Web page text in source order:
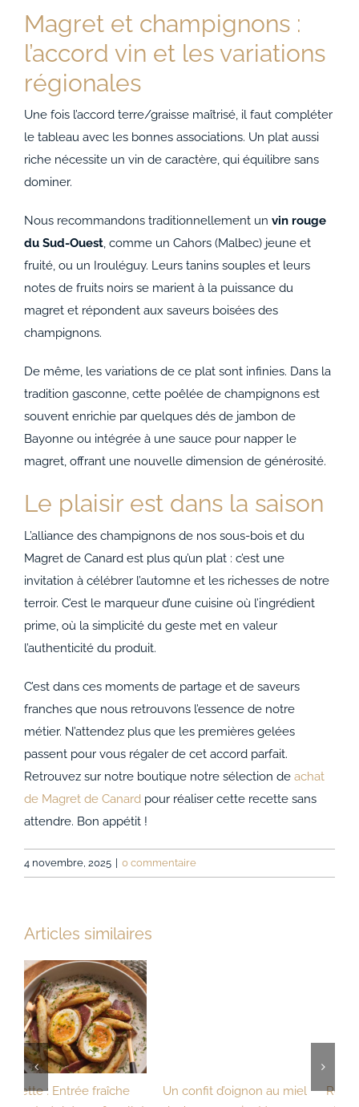
Magret et champignons :
l’accord vin et les variations
régionales
Une fois l’accord terre/graisse maîtrisé, il faut compléter
le tableau avec les bonnes associations. Un plat aussi
riche nécessite un vin de caractère, qui équilibre sans
dominer.
Nous recommandons traditionnellement un vin rouge
du Sud-Ouest, comme un Cahors (Malbec) jeune et
fruité, ou un Irouléguy. Leurs tanins souples et leurs
notes de fruits noirs se marient à la puissance du
magret et répondent aux saveurs boisées des
champignons.
De même, les variations de ce plat sont infinies. Dans la
tradition gasconne, cette poêlée de champignons est
souvent enrichie par quelques dés de jambon de
Bayonne ou intégrée à une sauce pour napper le
magret, offrant une nouvelle dimension de générosité.
Le plaisir est dans la saison
L’alliance des champignons de nos sous-bois et du
Magret de Canard est plus qu’un plat : c’est une
invitation à célébrer l’automne et les richesses de notre
terroir. C’est le marqueur d’une cuisine où l’ingrédient
prime, où la simplicité du geste met en valeur
l’authenticité du produit.
C’est dans ces moments de partage et de saveurs
franches que nous retrouvons l’essence de notre
métier. N’attendez plus que les premières gelées
passent pour vous régaler de cet accord parfait.
Retrouvez sur notre boutique notre sélection de achat
de Magret de Canard pour réaliser cette recette sans
attendre. Bon appétit !
4 novembre, 2025 0 commentaire
Articles similaires
Un confit d’oignon au miel
Recette : Côtes de canard